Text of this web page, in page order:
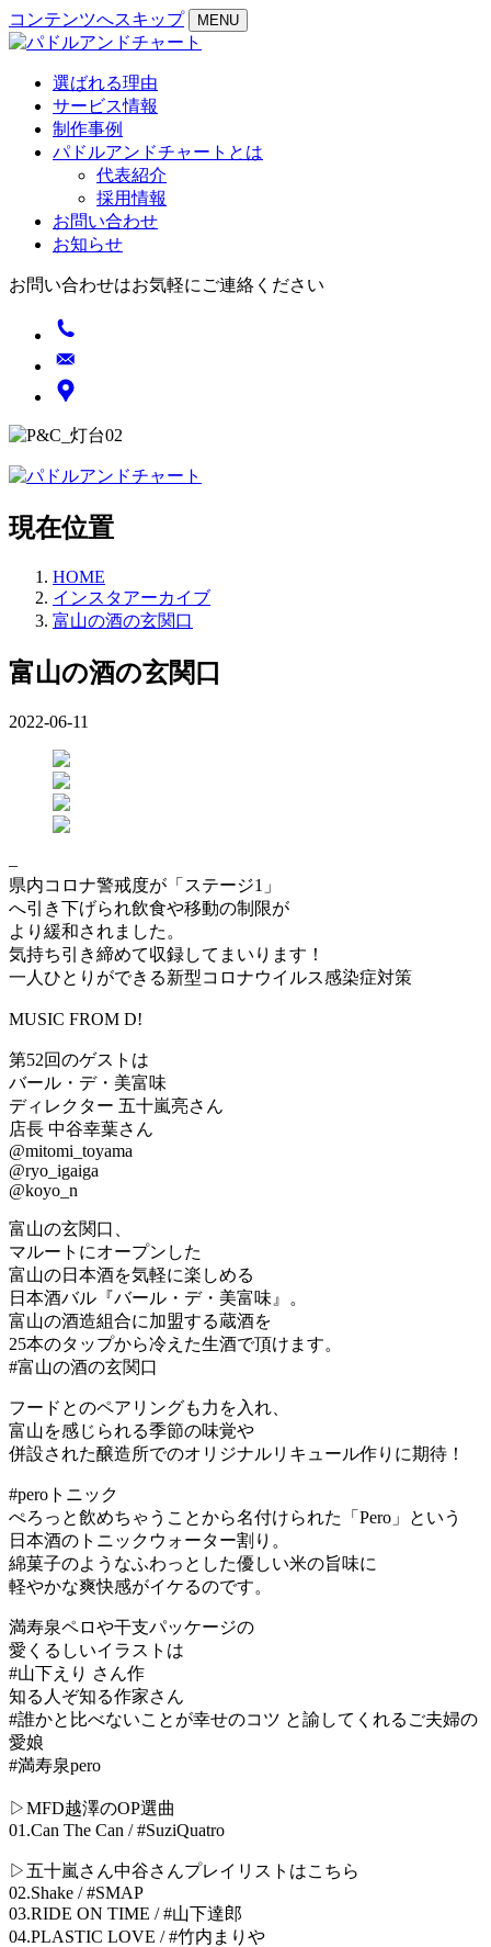
コンテンツへスキップ MENU
選ばれる理由
サービス情報
制作事例
パドルアンドチャートとは
代表紹介
採用情報
お問い合わせ
お知らせ
お問い合わせはお気軽にご連絡ください
現在位置
HOME
インスタアーカイブ
富山の酒の玄関口
富山の酒の玄関口
2022-06-11
–
県内コロナ警戒度が「ステージ1」
へ引き下げられ飲食や移動の制限が
より緩和されました。
気持ち引き締めて収録してまいります！
一人ひとりができる新型コロナウイルス感染症対策
MUSIC FROM D!
第52回のゲストは
バール・デ・美富味
ディレクター 五十嵐亮さん
店長 中谷幸葉さん
@mitomi_toyama
@ryo_igaiga
@koyo_n
富山の玄関口、
マルートにオープンした
富山の日本酒を気軽に楽しめる
日本酒バル『バール・デ・美富味』。
富山の酒造組合に加盟する蔵酒を
25本のタップから冷えた生酒で頂けます。
#富山の酒の玄関口
フードとのペアリングも力を入れ、
富山を感じられる季節の味覚や
併設された醸造所でのオリジナルリキュール作りに期待！
#peroトニック
ぺろっと飲めちゃうことから名付けられた「Pero」という
日本酒のトニックウォーター割り。
綿菓子のようなふわっとした優しい米の旨味に
軽やかな爽快感がイケるのです。
満寿泉ペロや干支パッケージの
愛くるしいイラストは
#山下えり さん作
知る人ぞ知る作家さん
#誰かと比べないことが幸せのコツ と諭してくれるご夫婦の
愛娘
#満寿泉pero
▷MFD越澤のOP選曲
01.Can The Can / #SuziQuatro
▷五十嵐さん中谷さんプレイリストはこちら
02.Shake / #SMAP
03.RIDE ON TIME / #山下達郎
04.PLASTIC LOVE / #竹内まりや